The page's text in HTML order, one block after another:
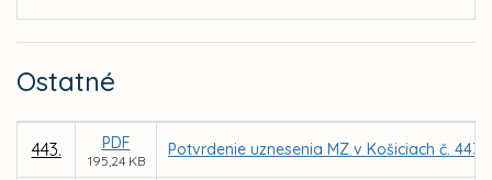
Ostatné
443. PDF
195,24 KB
Potvrdenie uznesenia MZ v Košiciach č.